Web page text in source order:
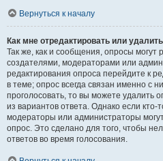
Вернуться к началу
Как мне отредактировать или
Так же, как и сообщения, опросы могут
создателями, модераторами или
редактирования опроса перейдите к
в теме; опрос всегда связан именно с
проголосовать, то вы можете удалить
из вариантов ответа. Однако если кто-
модераторы или администраторы
опрос. Это сделано для того, чтобы
ответов во время голосования.